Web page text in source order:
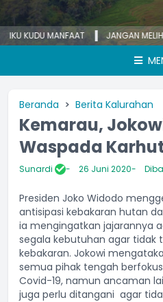
MANFAAT JANGAN MELIHAT
Beranda Berita Kalurahan
Kemarau,
Waspada
Sunardi 26 Juni 2020
Presiden Joko Widodo
antisipasi kebakaran hutan
ia mengingatkan jajarannya
segala kebutuhan agar tidak
kebakaran. Jokowi
semua pihak tengah
Covid-19, namun ancaman
juga perlu ditangani agar